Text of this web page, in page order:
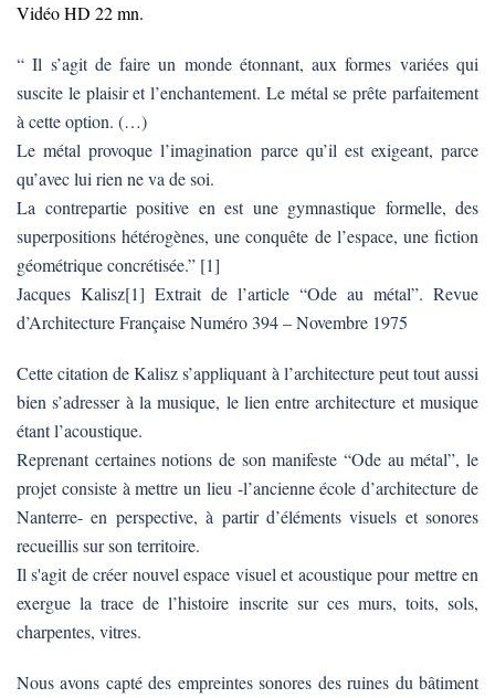
Vidéo HD 22 mn.
“ Il s’agit de faire un monde étonnant, aux formes variées qui
suscite le plaisir et l’enchantement. Le métal se prête parfaitement
à cette option. (…)
Le métal provoque l’imagination parce qu’il est exigeant, parce
qu’avec lui rien ne va de soi.
La contrepartie positive en est une gymnastique formelle, des
superpositions hétérogènes, une conquête de l’espace, une fiction
géométrique concrétisée.” [1]
Jacques Kalisz[1] Extrait de l’article “Ode au métal”. Revue
d’Architecture Française Numéro 394 – Novembre 1975
Cette citation de Kalisz s’appliquant à l’architecture peut tout aussi
bien s’adresser à la musique, le lien entre architecture et musique
étant l’acoustique.
Reprenant certaines notions de son manifeste “Ode au métal”, le
projet consiste à mettre un lieu -l’ancienne école d’architecture de
Nanterre- en perspective, à partir d’éléments visuels et sonores
recueillis sur son territoire.
Il s'agit de créer nouvel espace visuel et acoustique pour mettre en
exergue la trace de l’histoire inscrite sur ces murs, toits, sols,
charpentes, vitres.
Nous avons capté des empreintes sonores des ruines du bâtiment